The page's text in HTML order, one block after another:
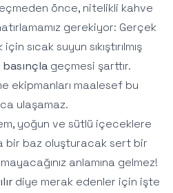
önce, nitelikli kahve
gerekiyor: Gerçek
sıcak suyun sıkıştırılmış
geçmesi şarttır.
ekipmanları maalesef bu
ulaşamaz.
yoğun ve sütlü içeceklere
bir baz oluşturacak sert bir
anlamına gelmez!
diye merak edenler için işte